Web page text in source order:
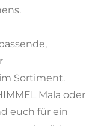
Sortiment.
Mala oder
euch für ein